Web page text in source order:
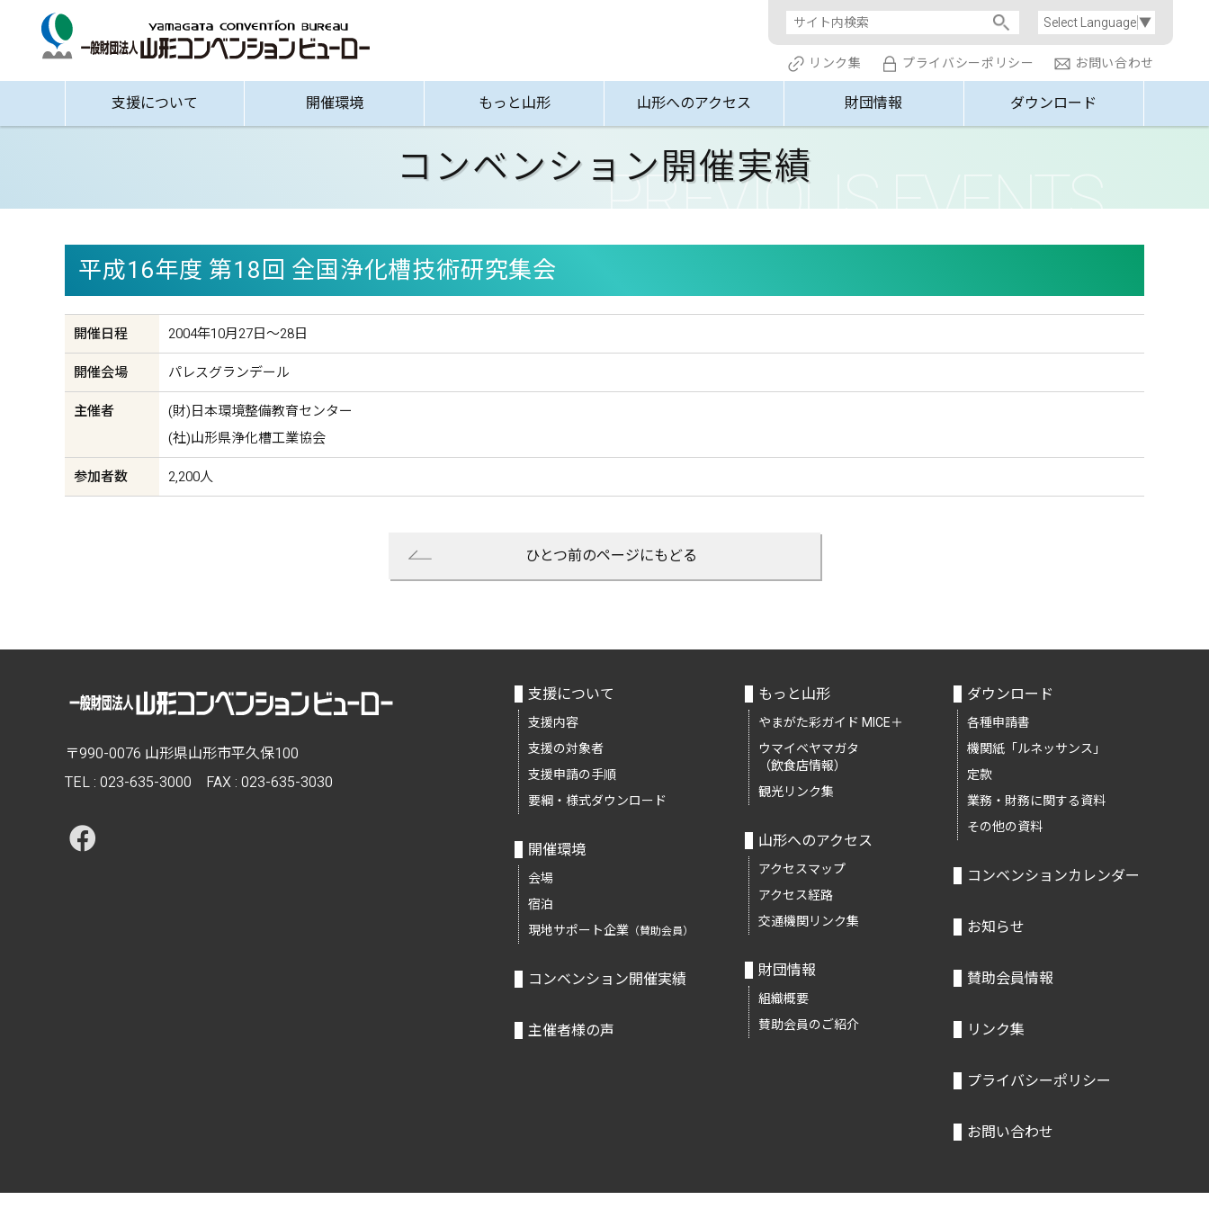
Select Language▼
支援について 開催環境 もっと山形 山形へのアクセス 財団情報 ダウンロード
リンク集 プライバシーポリシー お問い合わせ
コンベンション開催実績
平成16年度 第18回 全国浄化槽技術研究集会
開催日程 2004年10月27日〜28日
開催会場 パレスグランデール
主催者
(財)日本環境整備教育センター
(社)山形県浄化槽工業協会
参加者数 2,200人
ひとつ前のページにもどる
支援について
支援内容
支援の対象者
支援申請の手順
要綱・様式ダウンロード
開催環境
会場
宿泊
現地サポート企業 （賛助会員）
コンベンション開催実績
主催者様の声
もっと山形
やまがた彩ガイド MICE＋
ウマイベヤマガタ
（飲食店情報）
観光リンク集
山形へのアクセス
アクセスマップ
アクセス経路
交通機関リンク集
財団情報
組織概要
賛助会員のご紹介
ダウンロード
各種申請書
機関紙「ルネッサンス」
定款
業務・財務に関する資料
その他の資料
コンベンションカレンダー
お知らせ
賛助会員情報
リンク集
プライバシーポリシー
お問い合わせ
〒990-0076 山形県山形市平久保100
TEL : 023-635-3000 FAX : 023-635-3030